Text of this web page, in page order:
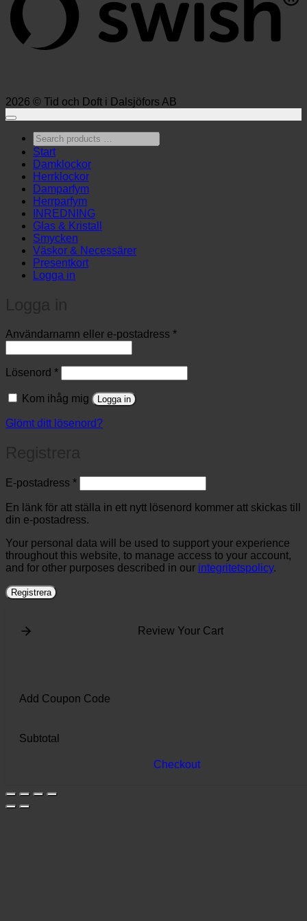
2026 © Tid och Doft i Dalsjöfors AB
Search
products
…
Start
Damklockor
Herrklockor
Damparfym
Herrparfym
INREDNING
Glas & Kristall
Smycken
Väskor & Necessärer
Presentkort
Logga in
Användarnamn eller e-postadress *Obligatoriskt
Lösenord *Obligatoriskt
Kom ihåg mig Logga in
Glömt ditt lösenord?
E-postadress *Obligatoriskt
En länk för att ställa in ett nytt lösenord kommer att skickas till
din e-postadress.
Your personal data will be used to support your experience
throughout this website, to manage access to your account,
and for other purposes described in our integritetspolicy.
Registrera
Review Your Cart
Add Coupon Code
Subtotal
Checkout